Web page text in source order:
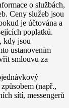
o službách,
Ceny služeb jsou
je účtována a
poplatků.
kdy jsou
ustanovením
smlouvu za
(např.,
sítí, messengerů